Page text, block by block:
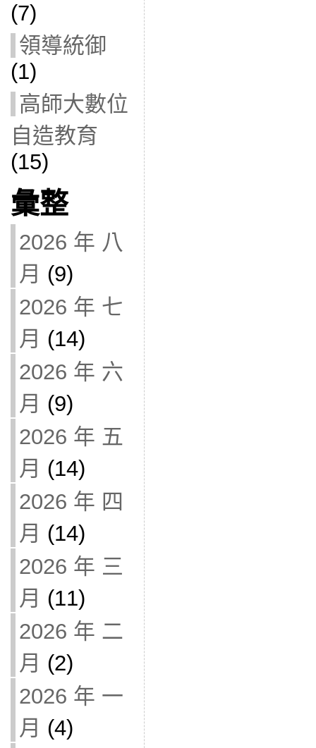
(7)
領導統御
(1)
高師大數位
自造教育
(15)
彙整
2026 年 八
月 (9)
2026 年 七
月 (14)
2026 年 六
月 (9)
2026 年 五
月 (14)
2026 年 四
月 (14)
2026 年 三
月 (11)
2026 年 二
月 (2)
2026 年 一
月 (4)